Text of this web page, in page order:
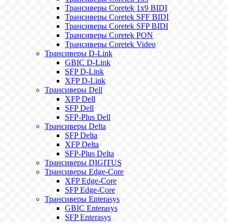
Трансиверы Coretek 1x9 BIDI
Трансиверы Coretek SFF BIDI
Трансиверы Coretek SFP BIDI
Трансиверы Coretek PON
Трансиверы Coretek Video
Трансиверы D-Link
GBIC D-Link
SFP D-Link
XFP D-Link
Трансиверы Dell
XFP Dell
SFP Dell
SFP-Plus Dell
Трансиверы Delta
SFP Delta
XFP Delta
SFP-Plus Delta
Трансиверы DIGITUS
Трансиверы Edge-Core
XFP Edge-Core
SFP Edge-Core
Трансиверы Enterasys
GBIC Enterasys
SFP Enterasys